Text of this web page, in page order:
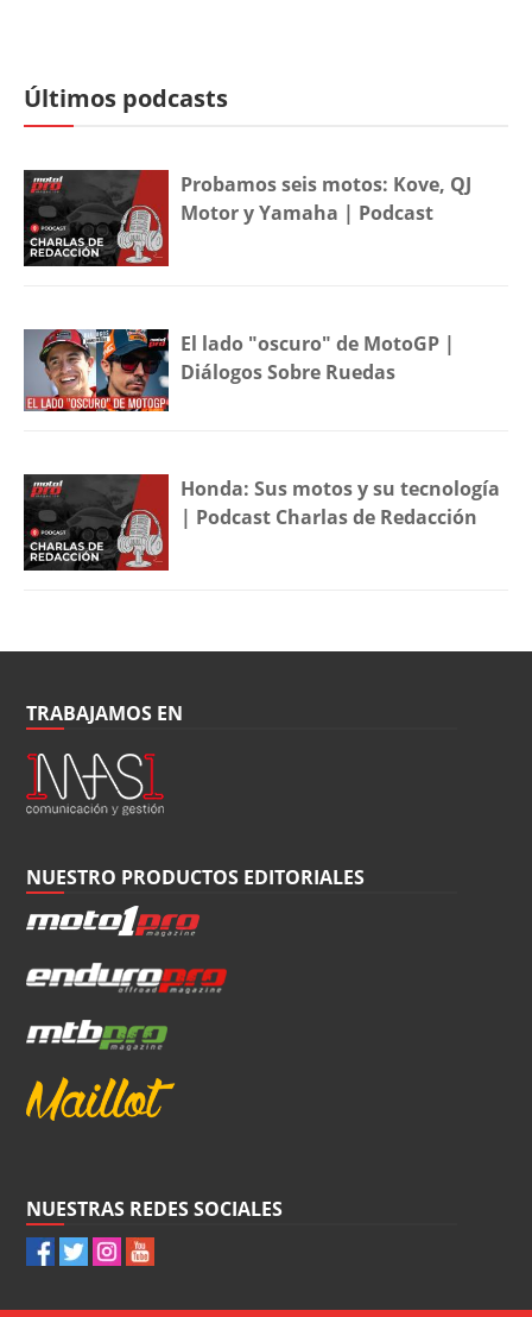
Últimos podcasts
Probamos seis motos: Kove, QJ
Motor y Yamaha | Podcast
El lado "oscuro" de MotoGP |
Diálogos Sobre Ruedas
Honda: Sus motos y su tecnología
| Podcast Charlas de Redacción
TRABAJAMOS EN
NUESTRO PRODUCTOS EDITORIALES
NUESTRAS REDES SOCIALES